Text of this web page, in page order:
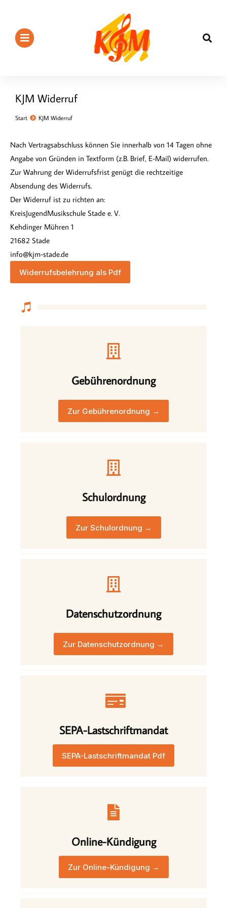
KJM Widerruf
Sie befinden sich hier:
Start KJM Widerruf
Nach Vertragsabschluss können Sie innerhalb von 14 Tagen ohne
Angabe von Gründen in Textform (z.B. Brief, E-Mail) widerrufen.
Zur Wahrung der Widerrufsfrist genügt die rechtzeitige
Absendung des Widerrufs.
Der Widerruf ist zu richten an:
KreisJugendMusikschule Stade e. V.
Kehdinger Mühren 1
21682 Stade
info@kjm-stade.de
Widerrufsbelehrung als Pdf
Gebührenordnung
Zur Gebührenordnung →
Schulordnung
Zur Schulordnung →
Datenschutzordnung
Zur Datenschutzordnung →
SEPA-Lastschriftmandat
SEPA-Lastschriftmandat Pdf
Online-Kündigung
Zur Online-Kündigung →